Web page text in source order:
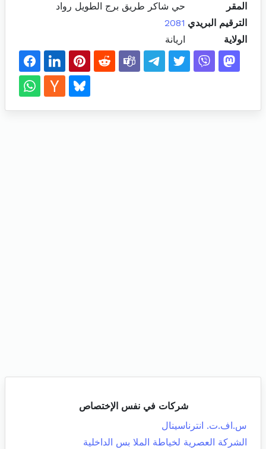
المقر
حي شاكر طريق برج الطويل رواد
الترقيم البريدي 2081
الولاية
اريانة
شركات في نفس الإختصاص
س.اف.ت. انترناسينال
الشركة العصرية لخياطة الملا بس الداخلية